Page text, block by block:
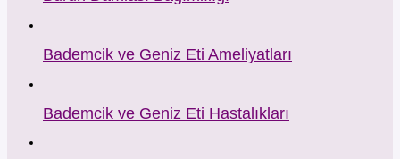
Bademcik ve Geniz Eti Ameliyatları
Bademcik ve Geniz Eti Hastalıkları